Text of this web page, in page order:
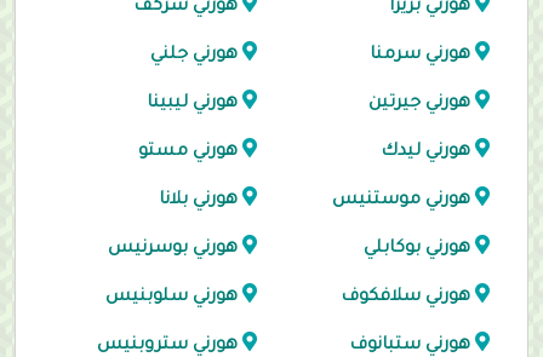
هورني بريزا هورني سركف
هورني سرمنا هورني جلني
هورني جيرتين هورني ليبينا
هورني ليدك هورني مستو
هورني موستنيس هورني بلانا
هورني بوكابلي هورني بوسرنيس
هورني سلافكوف هورني سلوبنيس
هورني ستبانوف هورني ستروبنيس